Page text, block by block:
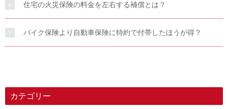
住宅の火災保険の料金を左右する補償とは？
バイク保険より自動車保険に特約で付帯したほうが得？
カテゴリー